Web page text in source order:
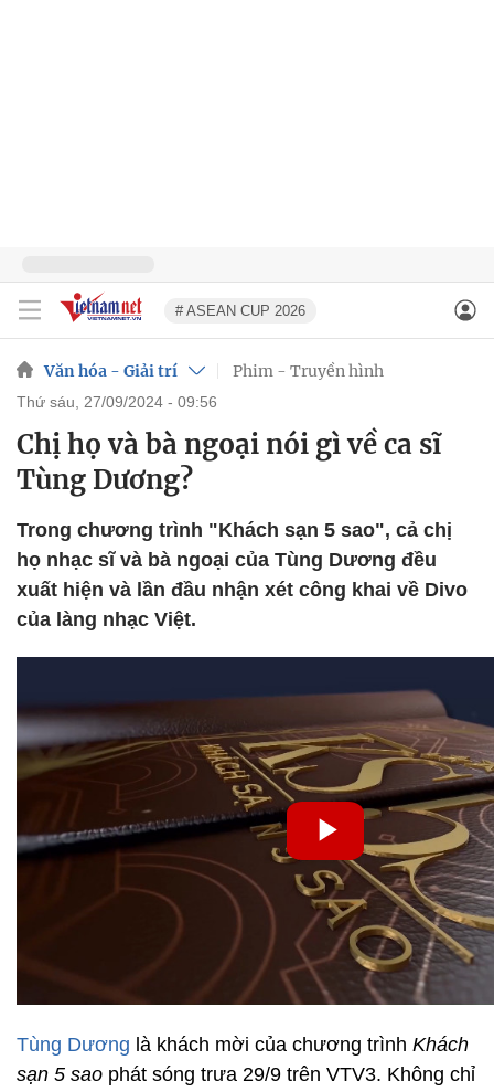
# ASEAN CUP 2026
Văn hóa - Giải trí Phim - Truyền hình
thứ sáu, 27/09/2024 - 09:56
Chị họ và bà ngoại nói gì về ca sĩ
Tùng Dương?
Trong chương trình "Khách sạn 5 sao", cả chị
họ nhạc sĩ và bà ngoại của Tùng Dương đều
xuất hiện và lần đầu nhận xét công khai về Divo
của làng nhạc Việt.
Tùng Dương là khách mời của chương trình Khách
sạn 5 sao phát sóng trưa 29/9 trên VTV3. Không chỉ